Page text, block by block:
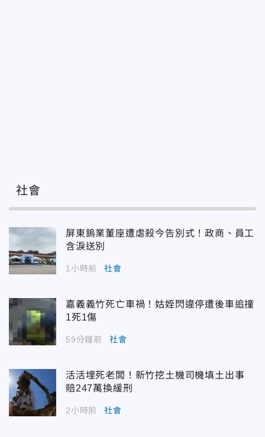
社會
屏東鎢業董座遭虐殺今告別式！政商、員工
含淚送別
1小時前 社會
嘉義義竹死亡車禍！姑姪閃違停遭後車追撞
1死1傷
59分鐘前 社會
活活埋死老闆！新竹挖土機司機填土出事
賠247萬換緩刑
2小時前 社會